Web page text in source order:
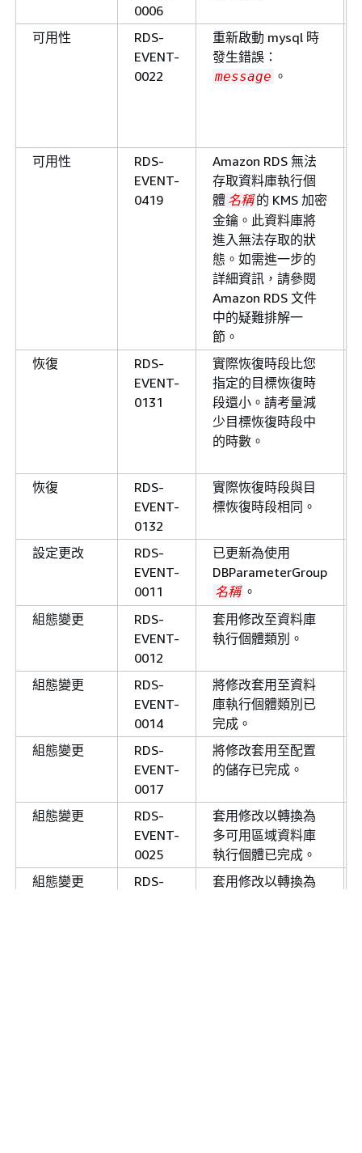
RDS-
資料庫叢集已停止。
EVENT-
0151
RDS-
資料庫叢集停止失敗。
資料庫叢集正在啟動，因
它超過允許停止的時間上
限。
EVENT-
0172
叢集已從
name。
RDS-
匯出任務失敗。
notification
RDS-
EVENT-
0235
已取消匯出任務。
notification
RDS-
EVENT-
0236
已完成匯出任務。
RDS-
EVENT-
0386
資料庫叢集
執行個體已分割：
list_of_partitions
RDS-
EVENT-
0426
由於交易閒置或長時間執
行，RDS 無法將資料庫叢
名稱設定為複寫來源。
交易完成或取消它們，然
notification
RDS-
EVENT-
0512
資料庫叢集 名稱的磁碟
代已開始。
notification
RDS-
資料庫叢集 名稱的磁碟
0006
可用性
RDS-
EVENT-
0022
重新啟動 mysql 時
發生錯誤：
message 。
可用性
RDS-
EVENT-
0419
Amazon RDS 無法
存取資料庫執行個
體 名稱 的 KMS 加密
金鑰。此資料庫將
進入無法存取的狀
態。如需進一步的
詳細資訊，請參閱
Amazon RDS 文件
中的疑難排解一
節。
恢復
RDS-
EVENT-
0131
實際恢復時段比您
指定的目標恢復時
段還小。請考量減
少目標恢復時段中
的時數。
恢復
RDS-
EVENT-
0132
實際恢復時段與目
標恢復時段相同。
設定更改
RDS-
EVENT-
0011
已更新為使用
DBParameterGroup
名稱 。
組態變更
RDS-
EVENT-
0012
套用修改至資料庫
執行個體類別。
組態變更
RDS-
EVENT-
0014
將修改套用至資料
庫執行個體類別已
完成。
組態變更
RDS-
EVENT-
0017
將修改套用至配置
的儲存已完成。
組態變更
RDS-
EVENT-
0025
套用修改以轉換為
多可用區域資料庫
執行個體已完成。
組態變更
RDS-
套用修改以轉換為